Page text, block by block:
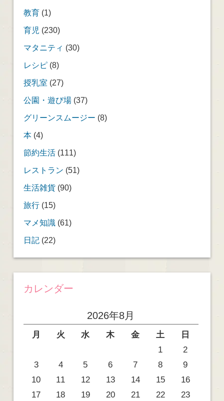
教育(1)
育児 (230)
マタニティ (30)
レシピ(8)
授乳室 (27)
公園・遊び場(37)
グリーンスムージー (8)
本(4)
節約生活(111)
レストラン (51)
生活雑貨(90)
旅行(15)
マメ知識 (61)
日記 (22)
カレンダー
2026年8月
月 火 水 木 金 土
日
1
2
3
4 5 6 7 8
9
10
11 12 13 14 15
16
17
18 19 20 21 22
23